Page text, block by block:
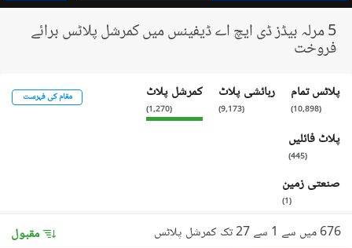
5 مرلہ بیڈز ڈی ایچ اے ڈیفینس میں کمرشل پلاٹس برائے
فروخت
پلاٹس تمام
(
10,898
)
رہائشی پلاٹ
(
9,173
)
کمرشل پلاٹ
(
1,270
)
پلاٹ فائلیں
(
445
)
صنعتی زمین
(
1
)
مقام کی فہرست
676 میں سے 1 سے 27 تک کمرشل پلاٹس مقبول